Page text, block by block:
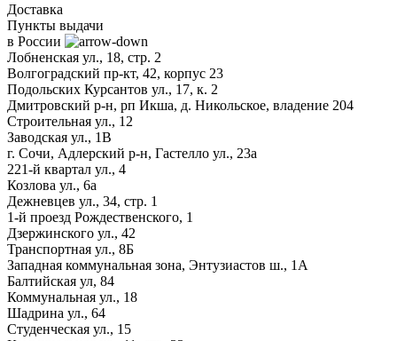
Доставка
Пункты выдачи
в России
Лобненская ул., 18, стр. 2
Волгоградский пр-кт, 42, корпус 23
Подольских Курсантов ул., 17, к. 2
Дмитровский р-н, рп Икша, д. Никольское, владение 204
Строительная ул., 12
Заводская ул., 1В
г. Сочи, Адлерский р-н, Гастелло ул., 23а
221-й квартал ул., 4
Козлова ул., 6а
Дежневцев ул., 34, стр. 1
1-й проезд Рождественского, 1
Дзержинского ул., 42
Транспортная ул., 8Б
Западная коммунальная зона, Энтузиастов ш., 1А
Балтийская ул, 84
Коммунальная ул., 18
Шадрина ул., 64
Студенческая ул., 15